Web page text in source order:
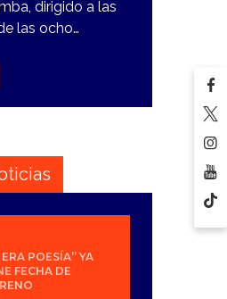
dirigido a las
las ocho…
ERA POESÍA” YA
FECHA DE